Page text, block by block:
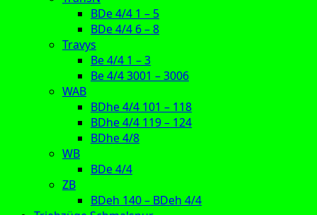
BDe 4/4 1 – 5
BDe 4/4 6 – 8
Travys
Be 4/4 1 – 3
Be 4/4 3001 – 3006
WAB
BDhe 4/4 101 – 118
BDhe 4/4 119 – 124
BDhe 4/8
WB
BDe 4/4
ZB
BDeh 140 – BDeh 4/4